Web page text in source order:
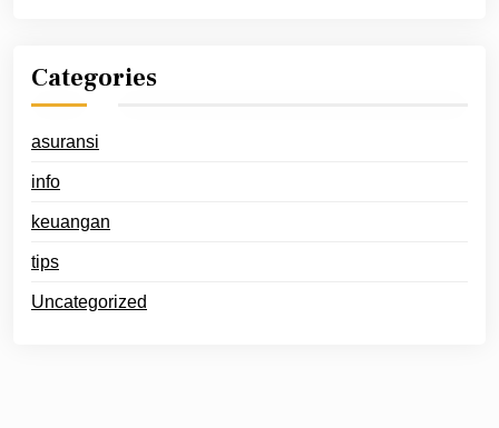
Categories
asuransi
info
keuangan
tips
Uncategorized